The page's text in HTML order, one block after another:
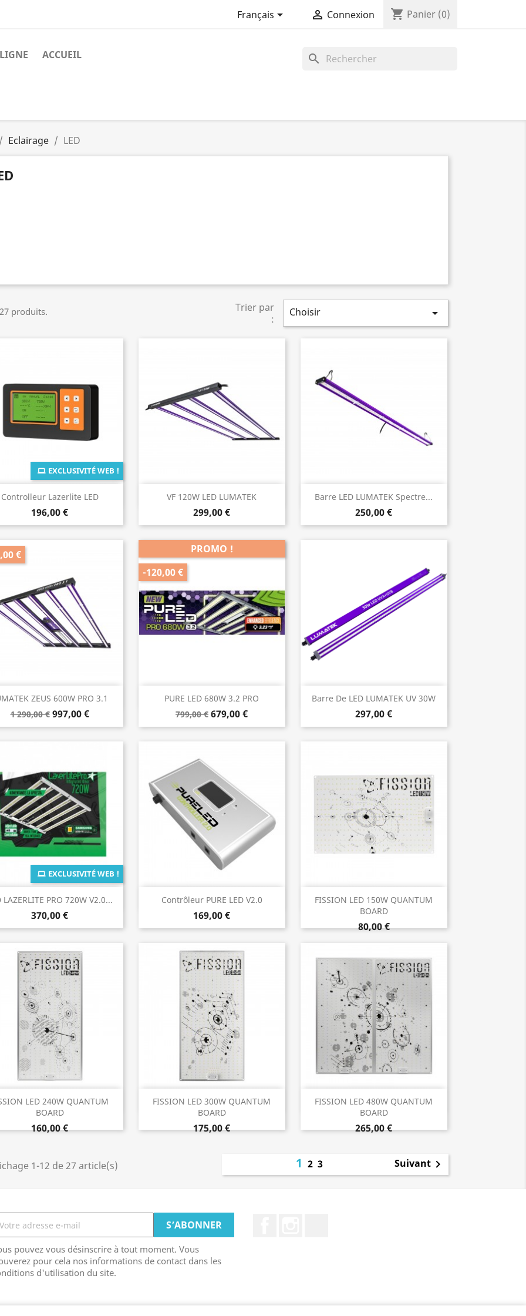
Français  Connexion shopping_cart Panier (0)
ACCUEIL search
Eclairage LED
produits.
Trier par
:
Choisir 
Controlleur Lazerlite LED
196,00 €
EXCLUSIVITÉ WEB !
Aperçu rapide VF 120W LED LUMATEK
299,00 €
Aperçu rapide Barre LED LUMATEK Spectre...
250,00 €
Aperçu rapide
ZEUS 600W PRO 3.1
1 290,00 € 997,00 €
€
Aperçu rapide
PURE LED 680W 3.2 PRO
799,00 € 679,00 €
PROMO !
-120,00 €
 Aperçu rapide Barre De LED LUMATEK UV 30W
297,00 €
 Aperçu rapide
LAZERLITE PRO 720W V2.0...
370,00 €
EXCLUSIVITÉ WEB !
Aperçu rapide Contrôleur PURE LED V2.0
169,00 €
Aperçu rapide
FISSION LED 150W QUANTUM
BOARD
80,00 €
 Aperçu rapide
LED 240W QUANTUM
BOARD
160,00 €
 Aperçu rapide
FISSION LED 300W QUANTUM
BOARD
175,00 €
 Aperçu rapide
FISSION LED 480W QUANTUM
BOARD
265,00 €
 Aperçu rapide
1-12 de 27 article(s) 1 2 3 Suivant
pouvez vous désinscrire à tout moment. Vous
pour cela nos informations de contact dans les
d'utilisation du site.